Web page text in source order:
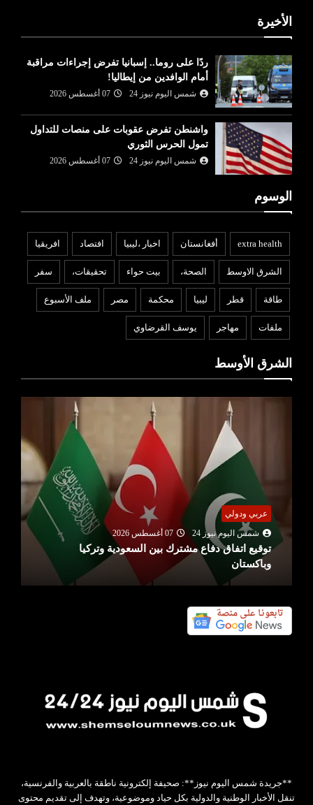
الأخيرة
ردًا على روما.. إسبانيا تفرض إجراءات مراقبة
أمام الوافدين من إيطاليا!
شمس اليوم نيوز 24 07 أغسطس 2026
واشنطن تفرض عقوبات على منصات للتداول
تمول الحرس الثوري
شمس اليوم نيوز 24 07 أغسطس 2026
الوسوم
extra health أفغانستان اخبار ،ليبيا افتصاد افريقيا
الشرق الاوسط الصحة، بيت حواء تحقيقات، سفر
طاقة قطر ليبيا محكمة مصر ملف الأسبوع
ملفات مهاجر يوسف القرضاوي
الشرق الأوسط
بنوك ومؤسسات
شمس اليوم نيوز 24
07 أغسطس 2026
بنك تونس العربي (ATB) يعزز التزامه تجاه صيادلة
القطاع الخاص عبر شراكة مع ...
**جريدة شمس اليوم نيوز**: صحيفة إلكترونية ناطقة بالعربية والفرنسية،
تنقل الأخبار الوطنية والدولية بكل حياد وموضوعية، وتهدف إلى تقديم محتوى